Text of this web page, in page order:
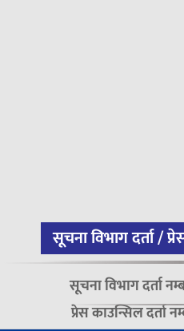
सूचना विभाग दर्ता /
सूचना विभाग दर्ता
प्रेस काउन्सिल